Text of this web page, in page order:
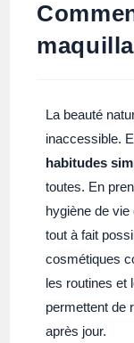
La beauté
inaccessible.
habitudes
toutes. En
hygiène de vie
tout à fait
cosmétiques
les routines et
permettent de
après jour.